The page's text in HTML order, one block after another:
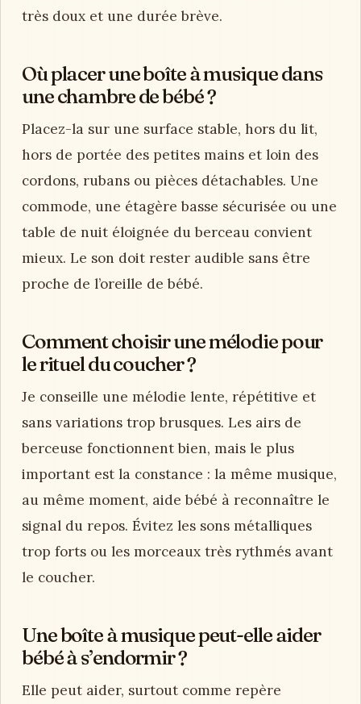
très doux et une durée brève.
Où placer une boîte à musique dans
une chambre de bébé ?
Placez-la sur une surface stable, hors du lit,
hors de portée des petites mains et loin des
cordons, rubans ou pièces détachables. Une
commode, une étagère basse sécurisée ou une
table de nuit éloignée du berceau convient
mieux. Le son doit rester audible sans être
proche de l’oreille de bébé.
Comment choisir une mélodie pour
le rituel du coucher ?
Je conseille une mélodie lente, répétitive et
sans variations trop brusques. Les airs de
berceuse fonctionnent bien, mais le plus
important est la constance : la même musique,
au même moment, aide bébé à reconnaître le
signal du repos. Évitez les sons métalliques
trop forts ou les morceaux très rythmés avant
le coucher.
Une boîte à musique peut-elle aider
bébé à s’endormir ?
Elle peut aider, surtout comme repère